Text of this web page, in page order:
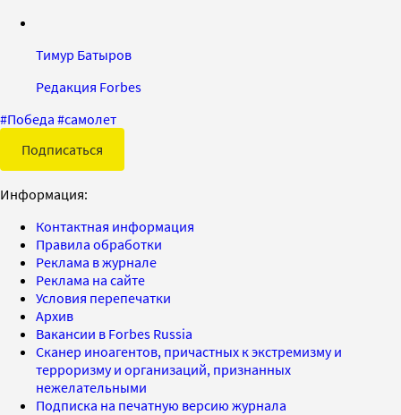
Тимур Батыров
Редакция Forbes
#Победа #самолет
Подписаться
Информация:
Контактная информация
Правила обработки
Реклама в журнале
Реклама на сайте
Условия перепечатки
Архив
Вакансии в Forbes Russia
Сканер иноагентов, причастных к экстремизму и
терроризму и организаций, признанных
нежелательными
Подписка на печатную версию журнала